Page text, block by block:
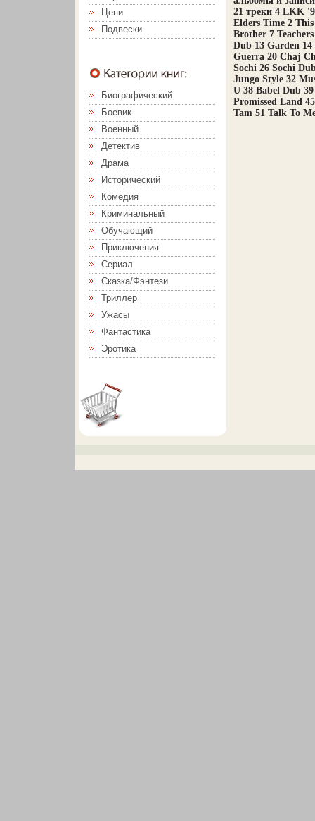
Цепи
Подвески
Биографический
Боевик
Военный
Детектив
Драма
Исторический
Комедия
Криминальный
Обучающий
Приключения
Сериал
Сказка/Фэнтези
Триллер
Ужасы
Фантастика
Эротика
21 треки 4 LKK
Elders Time 2
Brother 7
Dub 13 Garden
Guerra 20 Chaj
Sochi 26 Sochi
Jungo Style 32
U 38 Babel Dub
Promissed Land
Tam 51 Talk To